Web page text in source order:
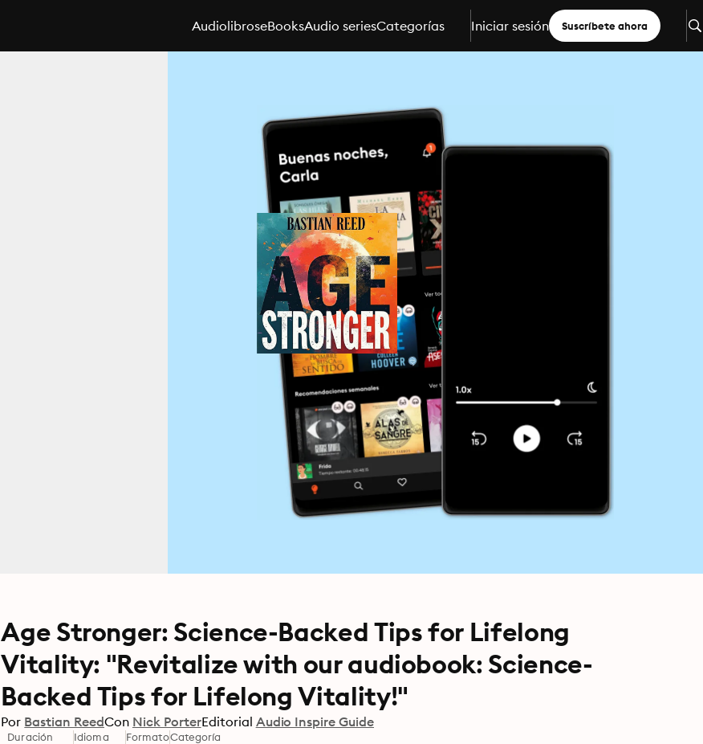
AudiolibroseBooksAudio seriesCategorías Iniciar sesión Suscríbete ahora
Age Stronger: Science-Backed Tips for Lifelong
Vitality: "Revitalize with our audiobook: Science-
Backed Tips for Lifelong Vitality!"
Por Bastian ReedCon Nick PorterEditorial Audio Inspire Guide
Duración Idioma FormatoCategoría